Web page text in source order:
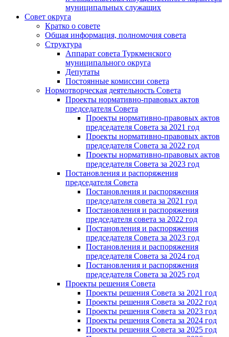
муниципальных служащих
Совет округа
Кратко о совете
Общая информация, полномочия совета
Структура
Аппарат совета Туркменского
муниципального округа
Депутаты
Постоянные комиссии совета
Нормотворческая деятельность Совета
Проекты нормативно-правовых актов
председателя Cовета
Проекты нормативно-правовых актов
председателя Cовета за 2021 год
Проекты нормативно-правовых актов
председателя Cовета за 2022 год
Проекты нормативно-правовых актов
председателя Cовета за 2023 год
Постановления и распоряжения
председателя Cовета
Постановления и распоряжения
председателя совета за 2021 год
Постановления и распоряжения
председателя совета за 2022 год
Постановления и распоряжения
председателя Cовета за 2023 год
Постановления и распоряжения
председателя Cовета за 2024 год
Постановления и распоряжения
председателя Cовета за 2025 год
Проекты решения Cовета
Проекты решения Совета за 2021 год
Проекты решения Совета за 2022 год
Проекты решения Cовета за 2023 год
Проекты решения Совета за 2024 год
Проекты решения Совета за 2025 год